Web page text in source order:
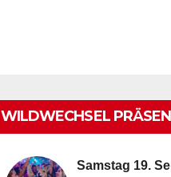
WILDWECHSEL
Samstag 19.